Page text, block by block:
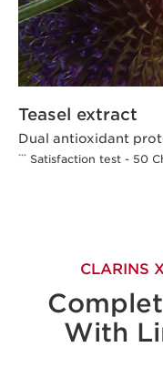
Teasel extract
Dual antioxidant
*** Satisfaction test - 50
CLARINS
With